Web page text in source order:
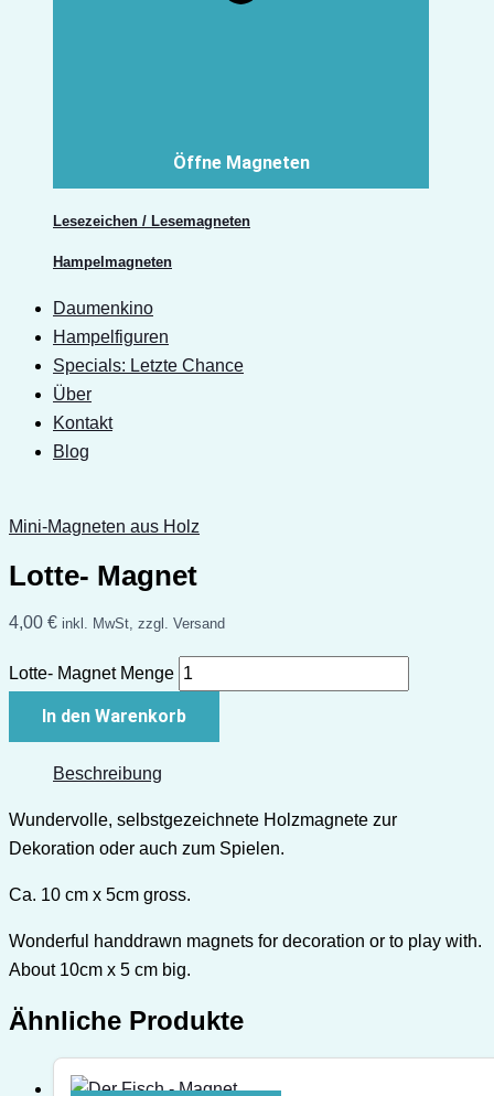
Öffne Magneten
Lesezeichen / Lesemagneten
Hampelmagneten
Daumenkino
Hampelfiguren
Specials: Letzte Chance
Über
Kontakt
Blog
Mini-Magneten aus Holz
Lotte- Magnet
4,00 € inkl. MwSt, zzgl. Versand
Lotte- Magnet Menge
In den Warenkorb
Beschreibung
Wundervolle, selbstgezeichnete Holzmagnete zur
Dekoration oder auch zum Spielen.
Ca. 10 cm x 5cm gross.
Wonderful handdrawn magnets for decoration or to play with.
About 10cm x 5 cm big.
Ähnliche Produkte